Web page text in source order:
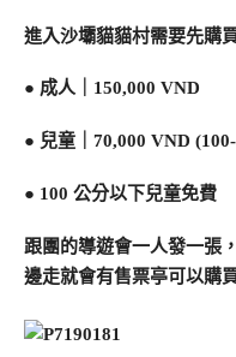
進入沙壩貓貓村需要先購
● 成人｜150,000 VND
● 兒童｜70,000 VND
● 100 公分以下兒童免費
跟團的導遊會一人發一張
邊走就會有售票亭可以購